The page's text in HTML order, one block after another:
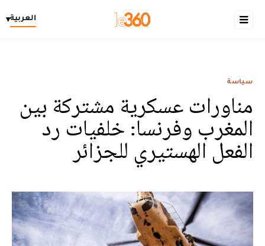
العربية▾
سياسة
مناورات عسكرية مشتركة بين
المغرب وفرنسا: خلفيات رد
الفعل الهستيري للجزائر